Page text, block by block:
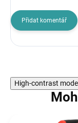
Přidat komentář
High-contrast mode